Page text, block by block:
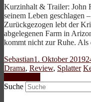
Kurzinhalt & Trailer: John
seinem Leben geschlagen
Zurückgezogen lebt der
abgelegenen Farm in
kommt nicht zur Ruhe.
Sebastian1. Oktober 2019
Drama, Review, Splatter
Suche